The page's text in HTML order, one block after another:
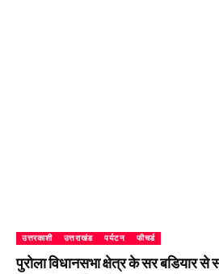
उत्तरकाशी उत्तराखंड पर्यटन फीचर्ड
पुरोला विधानसभा क्षेत्र के सर बडियार